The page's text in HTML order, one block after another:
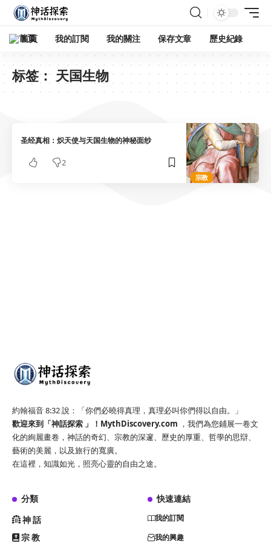
首頁 我的訂閱 我的關注 保存文章 歷史紀錄
标签： 天国生物
宗教
圣经真相：炽天使与天国生物的神秘面纱
2
約翰福音 8:32 說：「你們必曉得真理，真理必叫你們得以自由。」
歡迎來到「神話探索 」！ MythDiscovery.com ，我們為您鋪展一卷文
化的絢麗畫卷，神話的奇幻、宗教的深邃、歷史的厚重、哲學的思辯、
藝術的美麗，以及旅行的寬廣。
在這裡，知識如光，照亮心靈的自由之途。
分類
神話
宗教
快速連結
我的訂閱
我的興趣